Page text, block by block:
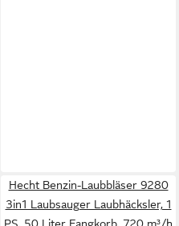
Hecht Benzin-Laubbläser 9280
3in1 Laubsauger Laubhäcksler, 1